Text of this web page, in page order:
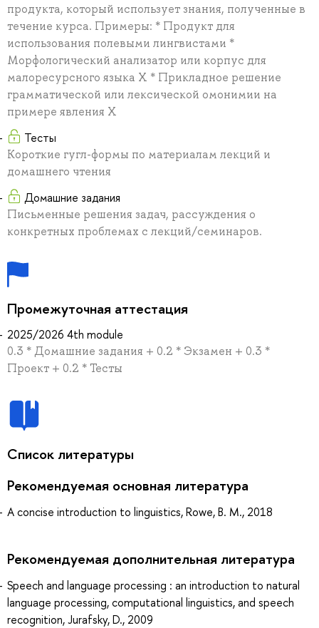
продукта, который использует знания, полученные в
течение курса. Примеры: * Продукт для
использования полевыми лингвистами *
Морфологический анализатор или корпус для
малоресурсного языка X * Прикладное решение
грамматической или лексической омонимии на
примере явления X
Тесты
Короткие гугл-формы по материалам лекций и
домашнего чтения
Домашние задания
Письменные решения задач, рассуждения о
конкретных проблемах с лекций/семинаров.
Промежуточная аттестация
2025/2026 4th module
0.3 * Домашние задания + 0.2 * Экзамен + 0.3 *
Проект + 0.2 * Тесты
Список литературы
Рекомендуемая основная литература
A concise introduction to linguistics, Rowe, B. M., 2018
Рекомендуемая дополнительная литература
Speech and language processing : an introduction to natural
language processing, computational linguistics, and speech
recognition, Jurafsky, D., 2009